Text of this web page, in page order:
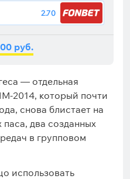
руб.
2.70
— отдельная
2014, который почти
снова блистает на
два созданных
в групповом
использовать